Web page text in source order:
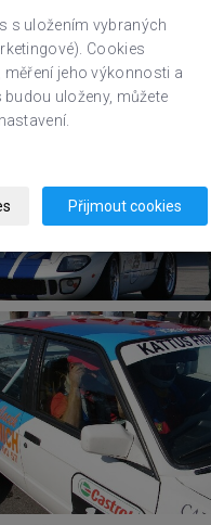
s uložením vybraných
Cookies
jeho výkonnosti a
uloženy, můžete
Přijmout cookies